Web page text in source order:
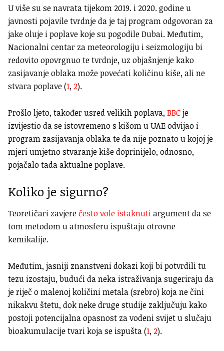
U više su se navrata tijekom 2019. i 2020. godine u
javnosti pojavile tvrdnje da je taj program odgovoran za
jake oluje i poplave koje su pogodile Dubai. Međutim,
Nacionalni centar za meteorologiju i seizmologiju bi
redovito opovrgnuo te tvrdnje, uz objašnjenje kako
zasijavanje oblaka može povećati količinu kiše, ali ne
stvara poplave (1, 2).
Prošlo ljeto, također usred velikih poplava, BBCje
izvijestio da se istovremeno s kišom u UAE odvijao i
program zasijavanja oblaka te da nije poznato u kojoj je
mjeri umjetno stvaranje kiše doprinijelo, odnosno,
pojačalo tada aktualne poplave.
Koliko je sigurno?
Teoretičari zavjerečesto vole istaknutiargument da se
tom metodom u atmosferu ispuštaju otrovne
kemikalije.
Međutim, jasniji znanstveni dokazi koji bi potvrdili tu
tezu izostaju, budući da neka istraživanja sugeriraju da
je riječ o malenoj količini metala (srebro) koja ne čini
nikakvu štetu, dok neke druge studije zaključuju kako
postoji potencijalna opasnost za vodeni svijet u slučaju
bioakumulacije tvari koja se ispušta (1, 2).